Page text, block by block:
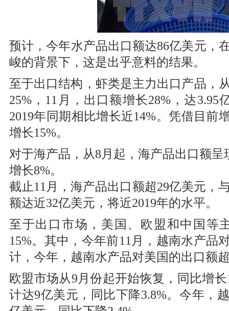
预计，今年水产品出口额达86亿美元，
峻的背景下，这是出乎意料的结果。
至于出口结构，虾类是主力出口产品，
25%，11月，出口额增长28%，达
2019年同期相比增长近14%。凭借目前
增长15%。
对于海产品，从8月起，海产品出口额
增长8%。
截止11月，海产品出口额超29亿美元，
额达近32亿美元，将近2019年的水平。
至于出口市场，美国、欧盟和中国等
15%。其中，今年前11月，越南水产品
计，今年，越南水产品对美国的出口额
欧盟市场从9月份起开始恢复，同比增
计达9亿美元，同比下降3.8%。今年，